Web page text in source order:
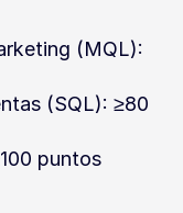
(MQL):
(SQL): ≥80
puntos